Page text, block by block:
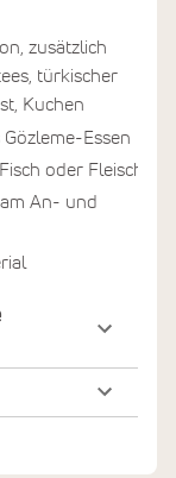
zusätzlich
türkischer
Kuchen
Essen
oder Fleisch
An- und